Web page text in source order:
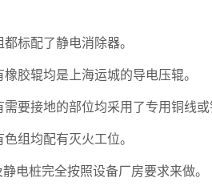
标配了静电消除器。
橡胶辊均是上海运城的导电压辊。
要接地的部位均采用了专用铜线
组均配有灭火工位。
电桩完全按照设备厂房要求来做。